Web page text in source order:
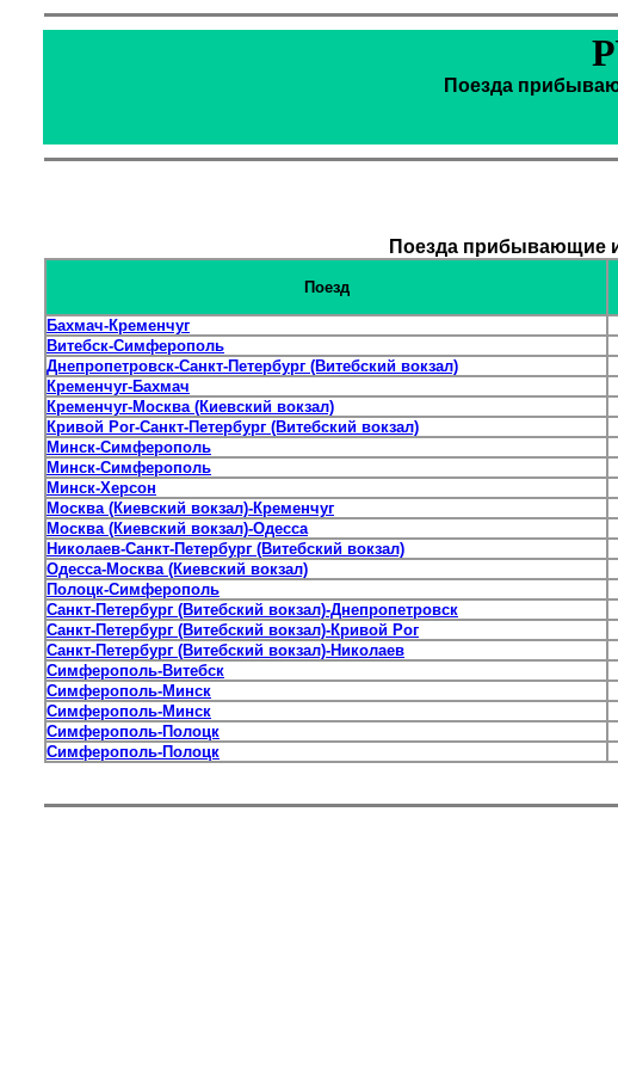
Поезда
Поезда прибывающие
Поезд
Бахмач-Кременчуг
Витебск-Симферополь
Днепропетровск-Санкт-Петербург (Витебский вокзал)
Кременчуг-Бахмач
Кременчуг-Москва (Киевский вокзал)
Кривой Рог-Санкт-Петербург (Витебский вокзал)
Минск-Симферополь
Минск-Симферополь
Минск-Херсон
Москва (Киевский вокзал)-Кременчуг
Москва (Киевский вокзал)-Одесса
Николаев-Санкт-Петербург (Витебский вокзал)
Одесса-Москва (Киевский вокзал)
Полоцк-Симферополь
Санкт-Петербург (Витебский вокзал)-Днепропетровск
Санкт-Петербург (Витебский вокзал)-Кривой Рог
Санкт-Петербург (Витебский вокзал)-Николаев
Симферополь-Витебск
Симферополь-Минск
Симферополь-Минск
Симферополь-Полоцк
Симферополь-Полоцк